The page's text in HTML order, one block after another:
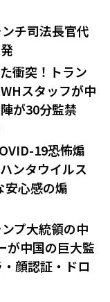
チ司法長官代
衝突！トラン
スタッフが中
が30分監禁
19恐怖煽
ンタウイルス
安心感の煽
プ大統領の中
が中国の巨大監
顔認証・ドロ